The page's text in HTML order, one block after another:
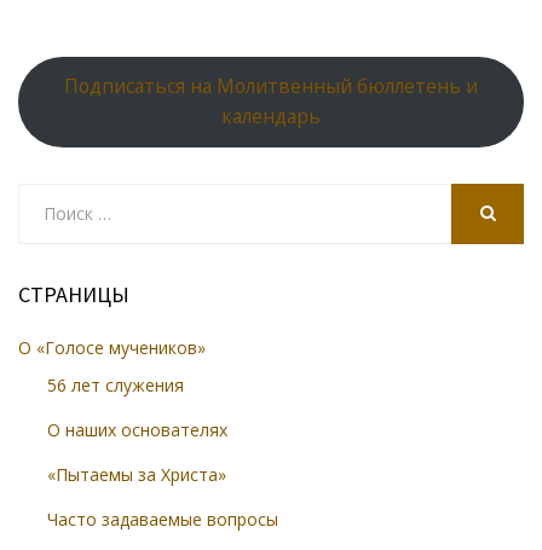
o
k
as
s
ni
r
n
al
p
p
Подписаться на Молитвенный бюллетень и
календарь
СТРАНИЦЫ
О «Голосе мучеников»
56 лет служения
О наших основателях
«Пытаемы за Христа»
Часто задаваемые вопросы